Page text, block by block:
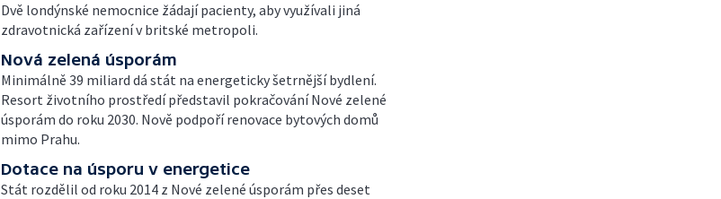
Dvě londýnské nemocnice žádají pacienty, aby využívali jiná
zdravotnická zařízení v britské metropoli.
Nová zelená úsporám
Minimálně 39 miliard dá stát na energeticky šetrnější bydlení.
Resort životního prostředí představil pokračování Nové zelené
úsporám do roku 2030. Nově podpoří renovace bytových domů
mimo Prahu.
Dotace na úsporu v energetice
Stát rozdělil od roku 2014 z Nové zelené úsporám přes deset